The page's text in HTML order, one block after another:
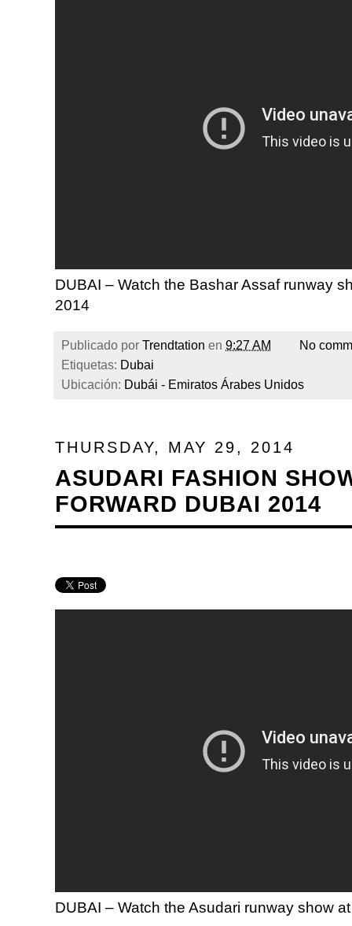
DUBAI – Watch the Bashar Assaf runway
2014
Publicado por Trendtation en 9:27 AM
No
Etiquetas: Dubai
Ubicación: Dubái - Emiratos Árabes Unidos
THURSDAY, MAY 29, 2014
ASUDARI FASHION
FORWARD DUBAI 2014
DUBAI – Watch the Asudari runway show